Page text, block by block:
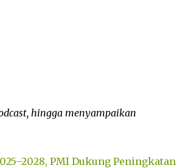
hingga menyampaikan
PMI Dukung Peningkatan